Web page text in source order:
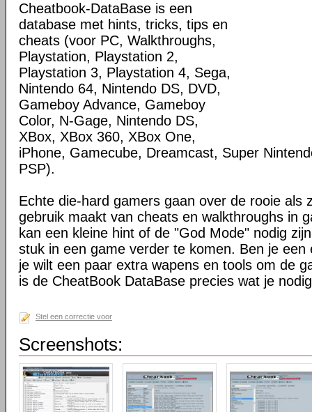
Cheatbook-DataBase is een
database met hints, tricks, tips en
cheats (voor PC, Walkthroughs,
Playstation, Playstation 2,
Playstation 3, Playstation 4, Sega,
Nintendo 64, Nintendo DS, DVD,
Gameboy Advance, Gameboy
Color, N-Gage, Nintendo DS,
XBox, XBox 360, XBox One,
iPhone, Gamecube, Dreamcast, Super
PSP).
Echte die-hard gamers gaan over de rooie als
gebruik maakt van cheats en walkthroughs in
kan een kleine hint of de "God Mode" nodig
stuk in een game verder te komen. Ben je een
je wilt een paar extra wapens en tools om de
is de CheatBook DataBase precies wat je
Stel een correctie voor
Screenshots: